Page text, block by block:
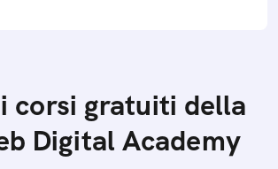
corsi gratuiti della
Digital Academy